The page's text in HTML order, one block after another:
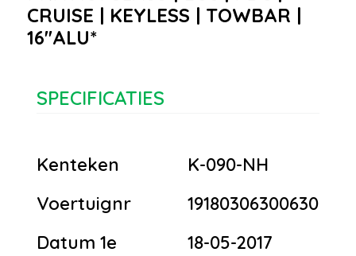
CRUISE | KEYLESS | TOWBAR |
16''ALU*
SPECIFICATIES
Kenteken
K-090-NH
Voertuignr
19180306300630
Datum 1e
18-05-2017